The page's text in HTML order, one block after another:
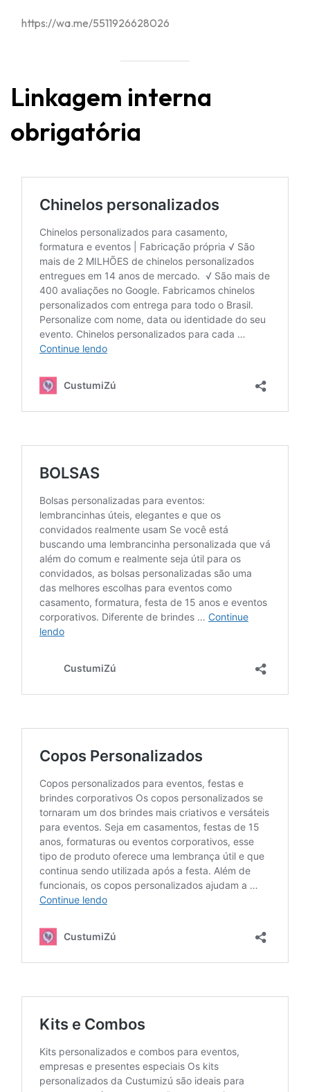
https://wa.me/5511926628026
Linkagem interna
obrigatória